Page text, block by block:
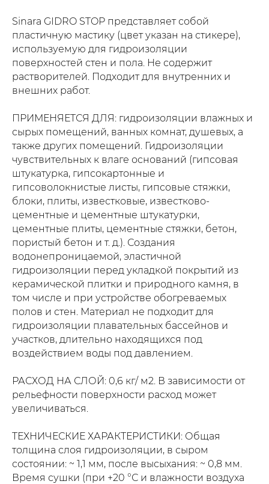
Sinara GIDRO STOP представляет собой
пластичную мастику (цвет указан на стикере),
используемую для гидроизоляции
поверхностей стен и пола. Не содержит
растворителей. Подходит для внутренних и
внешних работ.
ПРИМЕНЯЕТСЯ ДЛЯ: гидроизоляции влажных и
сырых помещений, ванных комнат, душевых, а
также других помещений. Гидроизоляции
чувствительных к влаге оснований (гипсовая
штукатурка, гипсокартонные и
гипсоволокнистые листы, гипсовые стяжки,
блоки, плиты, известковые, известково-
цементные и цементные штукатурки,
цементные плиты, цементные стяжки, бетон,
пористый бетон и т. д.). Создания
водонепроницаемой, эластичной
гидроизоляции перед укладкой покрытий из
керамической плитки и природного камня, в
том числе и при устройстве обогреваемых
полов и стен. Материал не подходит для
гидроизоляции плавательных бассейнов и
участков, длительно находящихся под
воздействием воды под давлением.
РАСХОД НА СЛОЙ: 0,6 кг/ м2. В зависимости от
рельефности поверхности расход может
увеличиваться.
ТЕХНИЧЕСКИЕ ХАРАКТЕРИСТИКИ: Общая
толщина слоя гидроизоляции, в сыром
состоянии: ~ 1,1 мм, после высыхания: ~ 0,8 мм.
Время сушки (при +20 °С и влажности воздуха